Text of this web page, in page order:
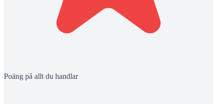
Poäng på allt du handlar